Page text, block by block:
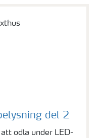
del 2
odla under LED-